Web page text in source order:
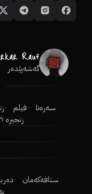
گەشەپێدەر
سەرەتا فیلم
زنجیرە
ستافەکەمان